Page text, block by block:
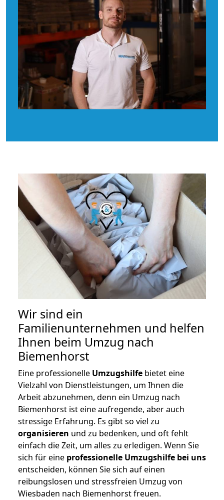
Wir sind ein
Familienunternehmen und helfen
Ihnen beim Umzug nach
Biemenhorst
Eine professionelle Umzugshilfe bietet eine
Vielzahl von Dienstleistungen, um Ihnen die
Arbeit abzunehmen, denn ein Umzug nach
Biemenhorst ist eine aufregende, aber auch
stressige Erfahrung. Es gibt so viel zu
organisieren und zu bedenken, und oft fehlt
einfach die Zeit, um alles zu erledigen. Wenn Sie
sich für eine professionelle Umzugshilfe bei uns
entscheiden, können Sie sich auf einen
reibungslosen und stressfreien Umzug von
Wiesbaden nach Biemenhorst freuen.